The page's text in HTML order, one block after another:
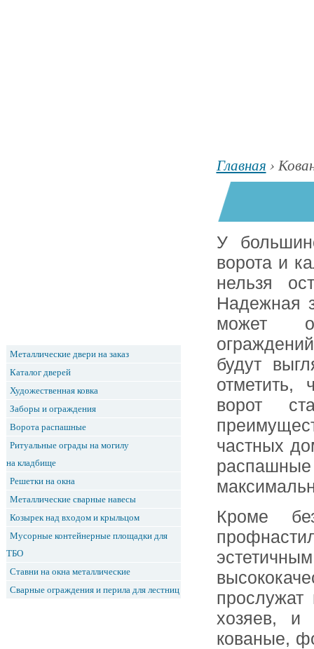
Металлические двери на заказ
Каталог дверей
Художественная ковка
Заборы и ограждения
Ворота распашные
Ритуальные ограды на могилу
на кладбище
Решетки на окна
Металлические сварные навесы
Козырек над входом и крыльцом
Мусорные контейнерные площадки для
ТБО
Ставни на окна металлические
Сварные ограждения и перила для лестниц
Главная ›
У
ворота и
нельзя
Надежная
может
будут
отметить,
ворот
частных
Кроме
хозяев, и
кованые,